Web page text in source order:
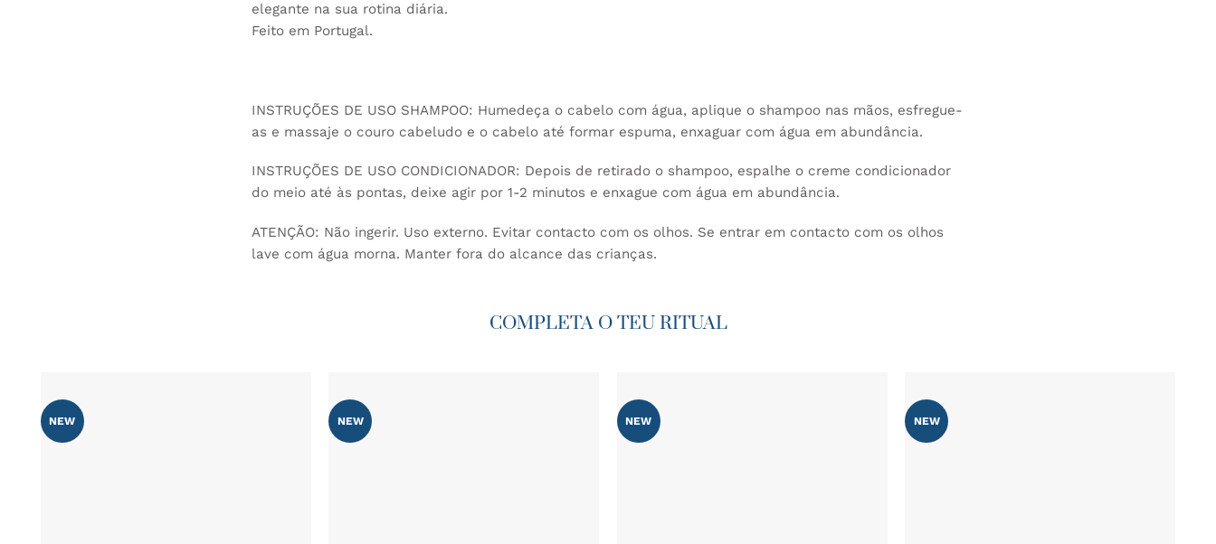
elegante na sua rotina diária.
Feito em Portugal.
INSTRUÇÕES DE USO SHAMPOO: Humedeça o cabelo com água, aplique o shampoo nas mãos, esfregue-
as e massaje o couro cabeludo e o cabelo até formar espuma, enxaguar com água em abundância.
INSTRUÇÕES DE USO CONDICIONADOR: Depois de retirado o shampoo, espalhe o creme condicionador
do meio até às pontas, deixe agir por 1-2 minutos e enxague com água em abundância.
ATENÇÃO: Não ingerir. Uso externo. Evitar contacto com os olhos. Se entrar em contacto com os olhos
lave com água morna. Manter fora do alcance das crianças.
COMPLETA O TEU RITUAL
NEW NEW NEW NEW